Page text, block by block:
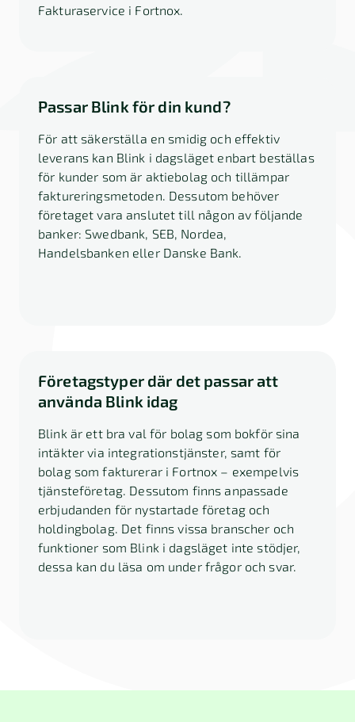
Fakturaservice i Fortnox.
Passar Blink för din kund?
För att säkerställa en smidig och effektiv
leverans kan Blink i dagsläget enbart beställas
för kunder som är aktiebolag och tillämpar
faktureringsmetoden. Dessutom behöver
företaget vara anslutet till någon av följande
banker: Swedbank, SEB, Nordea,
Handelsbanken eller Danske Bank.
Företagstyper där det passar att
använda Blink idag
Blink är ett bra val för bolag som bokför sina
intäkter via integrationstjänster, samt för
bolag som fakturerar i Fortnox – exempelvis
tjänsteföretag. Dessutom finns anpassade
erbjudanden för nystartade företag och
holdingbolag. Det finns vissa branscher och
funktioner som Blink i dagsläget inte stödjer,
dessa kan du läsa om under frågor och svar.